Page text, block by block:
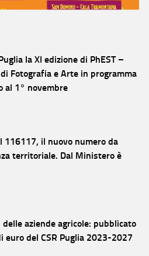
la XI edizione di PhEST –
Fotografia e Arte in programma
al 1° novembre
116117, il nuovo numero da
territoriale. Dal Ministero è
aziende agricole: pubblicato
euro del CSR Puglia 2023-2027